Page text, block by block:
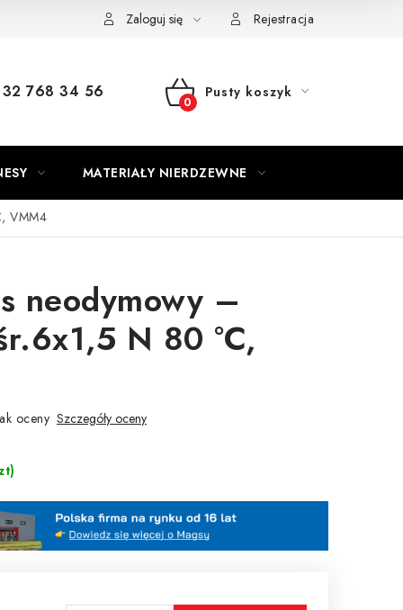
Zaloguj się Rejestracja
768 34 56
KOSZYK
Pusty koszyk
MATERIAŁY NIERDZEWNE
VMM4
neodymowy –
N 80 °C,
oceny Szczegóły oceny